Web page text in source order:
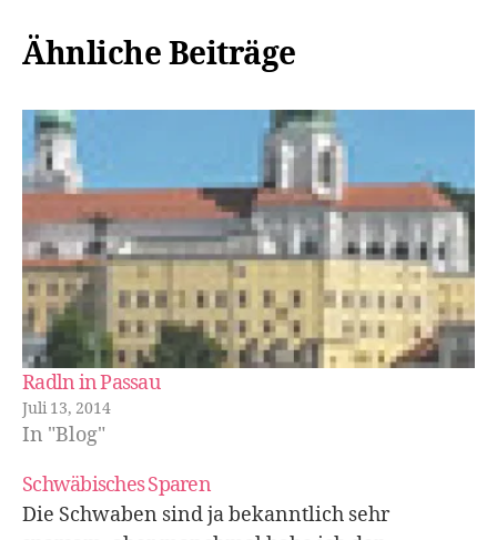
Ähnliche Beiträge
Radln in Passau
Juli 13, 2014
In "Blog"
Schwäbisches Sparen
Die Schwaben sind ja bekanntlich sehr